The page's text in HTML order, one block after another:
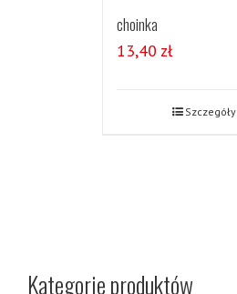
choinka
13,40 zł
Szczegóły
Kategorie produktów